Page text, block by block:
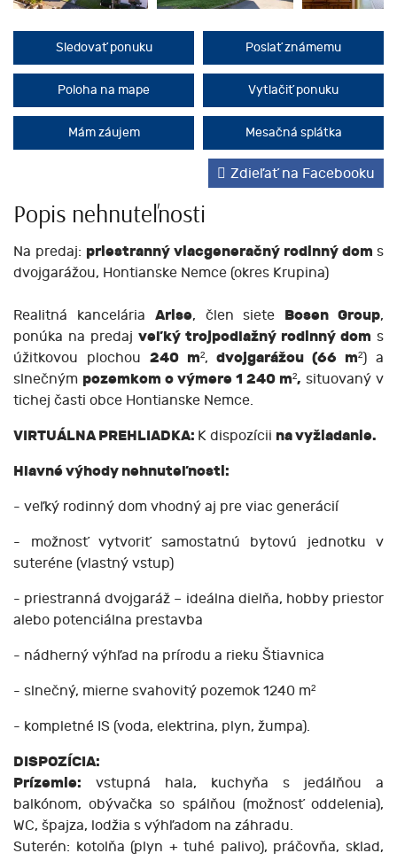
Sledovať ponuku Poslať známemu
Poloha na mape Vytlačiť ponuku
Mám záujem Mesačná splátka
Popis nehnuteľnosti
Zdieľať na Facebooku
Na predaj: priestranný viacgeneračný rodinný dom s
dvojgarážou, Hontianske Nemce (okres Krupina)
Realitná kancelária Arise, člen siete Bosen Group,
ponúka na predaj veľký trojpodlažný rodinný dom s
úžitkovou plochou 240 m²,dvojgarážou (66 m²) a
slnečným pozemkom o výmere 1 240 m², situovaný v
tichej časti obce Hontianske Nemce.
VIRTUÁLNA PREHLIADKA: K dispozícii na vyžiadanie.
Hlavné výhody nehnuteľnosti:
- veľký rodinný dom vhodný aj pre viac generácií
- možnosť vytvoriť samostatnú bytovú jednotku v
suteréne (vlastný vstup)
- priestranná dvojgaráž – ideálna dielňa, hobby priestor
alebo potenciálna prestavba
- nádherný výhľad na prírodu a rieku Štiavnica
- slnečný, mierne svahovitý pozemok 1240 m²
- kompletné IS (voda, elektrina, plyn, žumpa).
DISPOZÍCIA:
Prízemie: vstupná hala, kuchyňa s jedálňou a
balkónom, obývačka so spálňou (možnosť oddelenia),
WC, špajza, lodžia s výhľadom na záhradu.
Suterén: kotolňa (plyn + tuhé palivo), práčovňa, sklad,